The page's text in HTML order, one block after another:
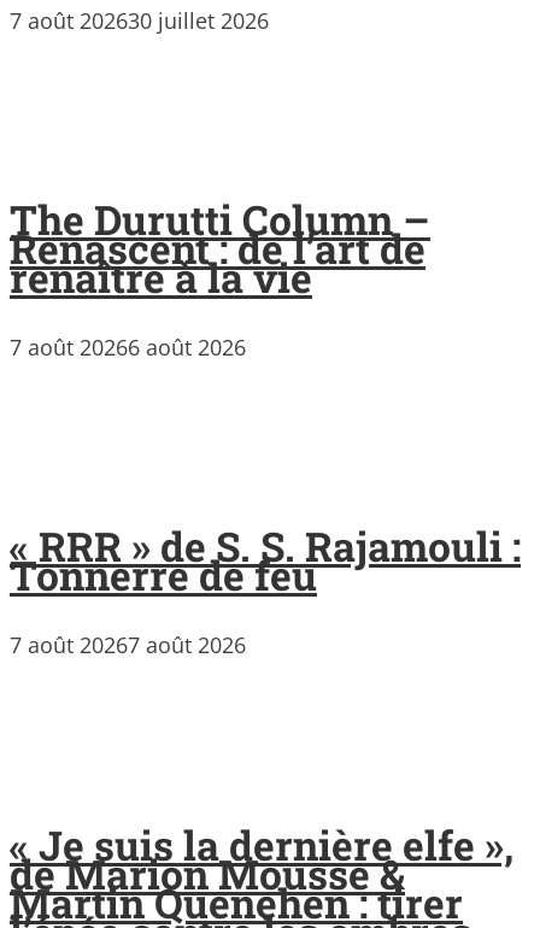
7 août 202630 juillet 2026
The Durutti Column –
Renascent : de l’art de
renaître à la vie
7 août 20266 août 2026
« RRR » de S. S. Rajamouli :
Tonnerre de feu
7 août 20267 août 2026
« Je suis la dernière elfe »,
de Marion Mousse &
Martin Quenehen : tirer